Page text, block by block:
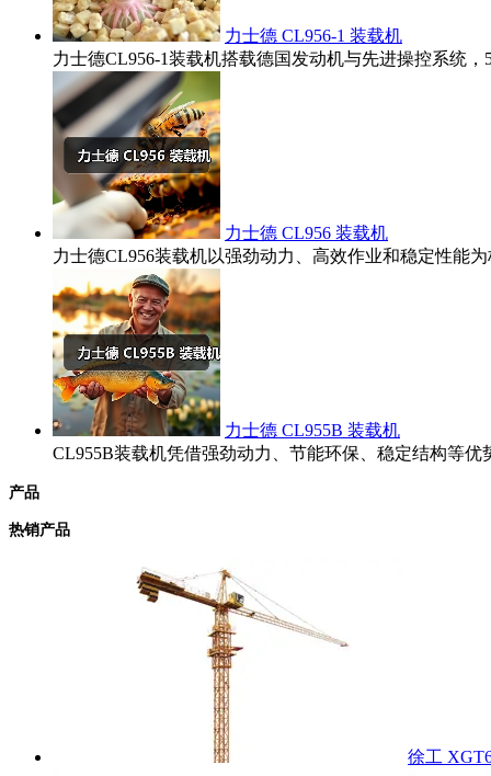
力士德 CL956-1 装载机
力士德CL956-1装载机搭载德国发动机与先进操控系统
力士德 CL956 装载机
力士德CL956装载机以强劲动力、高效作业和稳定性能
力士德 CL955B 装载机
CL955B装载机凭借强劲动力、节能环保、稳定结构等
产品
热销产品
徐工